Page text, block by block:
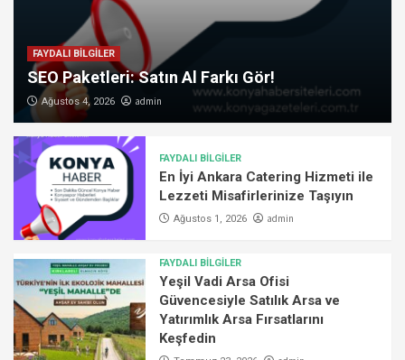
FAYDALI BİLGİLER
SEO Paketleri: Satın Al Farkı Gör!
Ağustos 4, 2026 admin
FAYDALI BİLGİLER
En İyi Ankara Catering Hizmeti ile
Lezzeti Misafirlerinize Taşıyın
Ağustos 1, 2026 admin
FAYDALI BİLGİLER
Yeşil Vadi Arsa Ofisi
Güvencesiyle Satılık Arsa ve
Yatırımlık Arsa Fırsatlarını
Keşfedin